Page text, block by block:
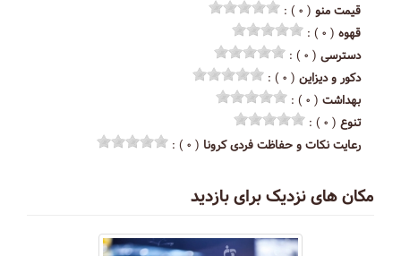
قیمت منو ( ۰ ) :
قهوه ( ۰ ) :
دسترسی ( ۰ ) :
دکور و دیزاین ( ۰ ) :
بهداشت ( ۰ ) :
تنوع ( ۰ ) :
رعایت نکات و حفاظت فردی کرونا ( ۰ ) :
مکان های نزدیک برای بازدید